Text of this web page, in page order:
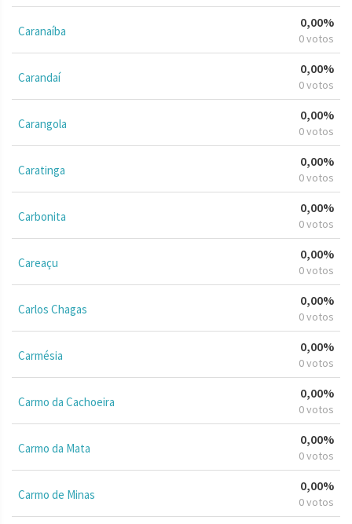
Caranaíba
0,00%
0 votos
Carandaí
0,00%
0 votos
Carangola
0,00%
0 votos
Caratinga
0,00%
0 votos
Carbonita
0,00%
0 votos
Careaçu
0,00%
0 votos
Carlos Chagas
0,00%
0 votos
Carmésia
0,00%
0 votos
Carmo da Cachoeira
0,00%
0 votos
Carmo da Mata
0,00%
0 votos
Carmo de Minas
0,00%
0 votos